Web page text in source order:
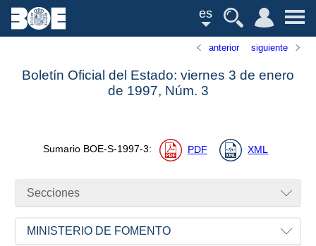
es
anterior siguiente
Boletín Oficial del Estado: viernes 3 de enero
de 1997, Núm. 3
Sumario BOE-S-1997-3: PDF XML
Secciones
MINISTERIO DE FOMENTO